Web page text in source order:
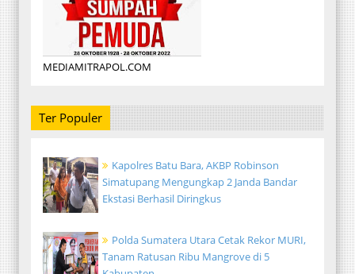
MEDIAMITRAPOL.COM
Ter Populer
Kapolres Batu Bara, AKBP Robinson
Simatupang Mengungkap 2 Janda Bandar
Ekstasi Berhasil Diringkus
Polda Sumatera Utara Cetak Rekor MURI,
Tanam Ratusan Ribu Mangrove di 5